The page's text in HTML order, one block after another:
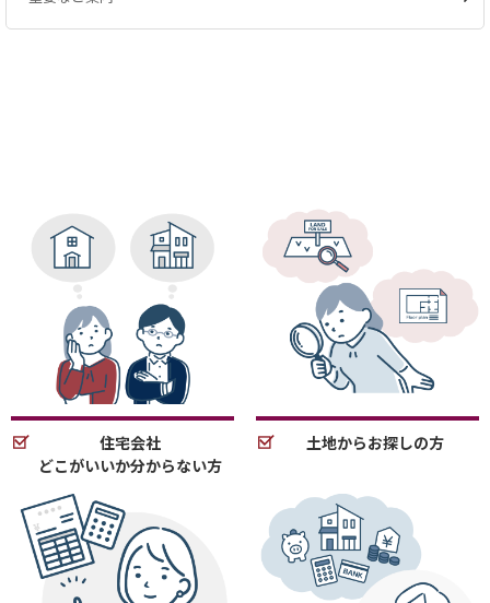
住宅会社
どこがいいか分からない方
土地からお探しの方